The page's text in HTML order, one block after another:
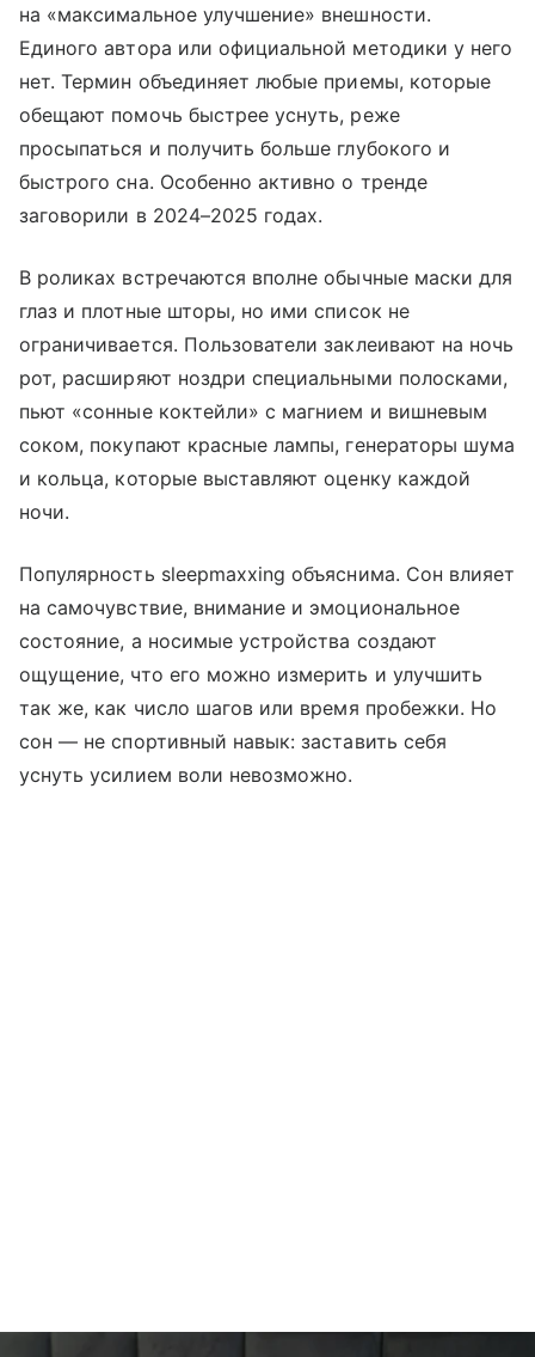
на «максимальное улучшение» внешности.
Единого автора или официальной методики у него
нет. Термин объединяет любые приемы, которые
обещают помочь быстрее уснуть, реже
просыпаться и получить больше глубокого и
быстрого сна. Особенно активно о тренде
заговорили в 2024–2025 годах.
В роликах встречаются вполне обычные маски для
глаз и плотные шторы, но ими список не
ограничивается. Пользователи заклеивают на ночь
рот, расширяют ноздри специальными полосками,
пьют «сонные коктейли» с магнием и вишневым
соком, покупают красные лампы, генераторы шума
и кольца, которые выставляют оценку каждой
ночи.
Популярность sleepmaxxing объяснима. Сон влияет
на самочувствие, внимание и эмоциональное
состояние, а носимые устройства создают
ощущение, что его можно измерить и улучшить
так же, как число шагов или время пробежки. Но
сон — не спортивный навык: заставить себя
уснуть усилием воли невозможно.